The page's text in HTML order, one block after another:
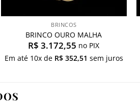
BRINCOS
BRINCO OURO MALHA
R$ 3.172,55 no PIX
Em até 10x de R$352,51 sem juros